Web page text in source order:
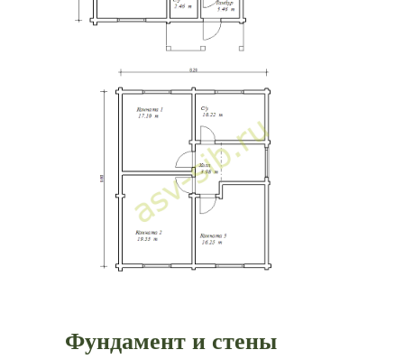
Фундамент и стены